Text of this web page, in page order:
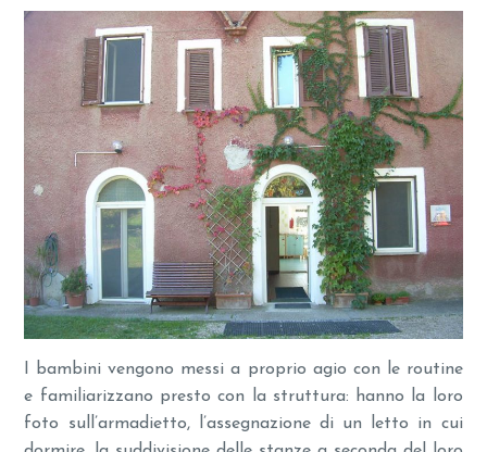
I bambini vengono messi a proprio agio con le routine
e familiarizzano presto con la struttura: hanno la loro
foto sull’armadietto, l’assegnazione di un letto in cui